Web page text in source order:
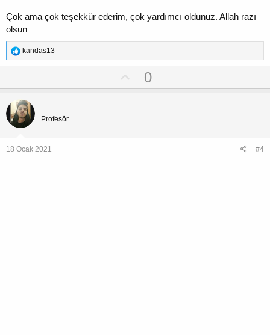
Çok ama çok teşekkür ederim, çok yardımcı oldunuz. Allah razı
olsun
T
e
i
e
r
:
kandas13
p
0
Profesör
18 Ocak 2021 #4